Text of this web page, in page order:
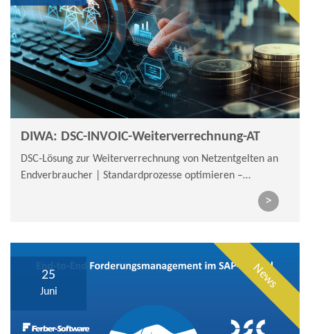
DIWA: DSC-INVOIC-Weiterverrechnung-AT
DSC-Lösung zur Weiterverrechnung von Netzentgelten an
Endverbraucher | Standardprozesse optimieren –
>
News
25
Juni